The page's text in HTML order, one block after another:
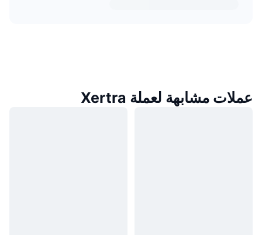
عملات مشابهة لعملة Xertra